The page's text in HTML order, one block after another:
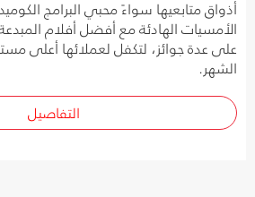
أذواق متابعيها سواءً محبي البرامج
الأمسيات الهادئة مع أفضل أفلام
على عدة جوائز، لتكفل لعملائها أعلى
الشهر.
التفاصيل